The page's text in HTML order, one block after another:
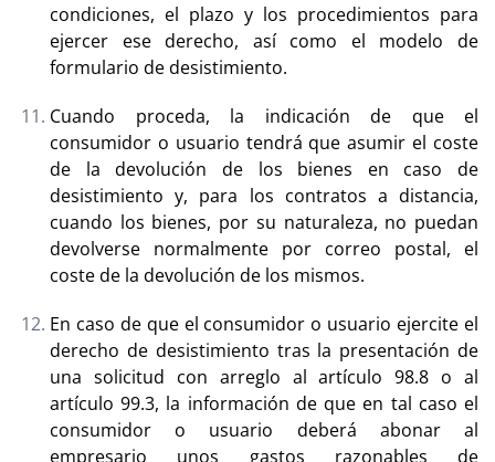
condiciones, el plazo y los procedimientos para
ejercer ese derecho, así como el modelo de
formulario de desistimiento.
Cuando proceda, la indicación de que el
consumidor o usuario tendrá que asumir el coste
de la devolución de los bienes en caso de
desistimiento y, para los contratos a distancia,
cuando los bienes, por su naturaleza, no puedan
devolverse normalmente por correo postal, el
coste de la devolución de los mismos.
En caso de que el consumidor o usuario ejercite el
derecho de desistimiento tras la presentación de
una solicitud con arreglo al artículo 98.8 o al
artículo 99.3, la información de que en tal caso el
consumidor o usuario deberá abonar al
empresario unos gastos razonables de